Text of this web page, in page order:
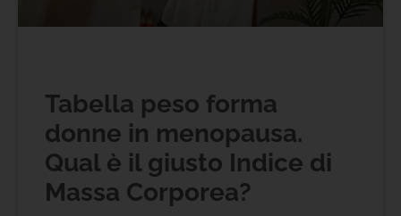
Tabella peso forma
donne in menopausa.
Qual è il giusto Indice di
Massa Corporea?